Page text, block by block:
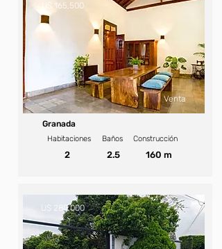
Venta
U$ 165,500
Granada
Habitaciones Baños Construcción
2 2.5 160 m
U$ 280,000